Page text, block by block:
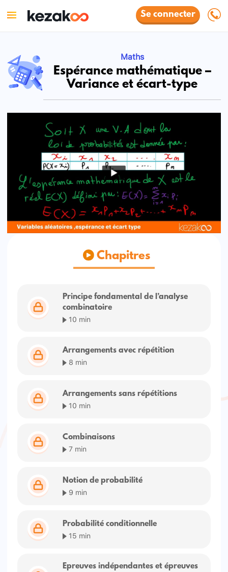
Se connecter
Maths
Espérance mathématique –
Variance et écart-type
Chapitres
Principe fondamental de l’analyse
combinatoire
10 min
Arrangements avec répétition
8 min
Arrangements sans répétitions
10 min
Combinaisons
7 min
Notion de probabilité
9 min
Probabilité conditionnelle
15 min
Epreuves indépendantes et épreuves